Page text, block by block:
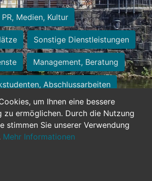
um Ihnen eine bessere
zu ermöglichen. Durch die Nutzung
stimmen Sie unserer Verwendung
Mehr Informationen
Medien, Kultur
Sonstige Dienstleistungen
Management, Beratung
Abschlussarbeiten
Assistenz, Sekretariat
und Nebenjobs
duale Ausbildung